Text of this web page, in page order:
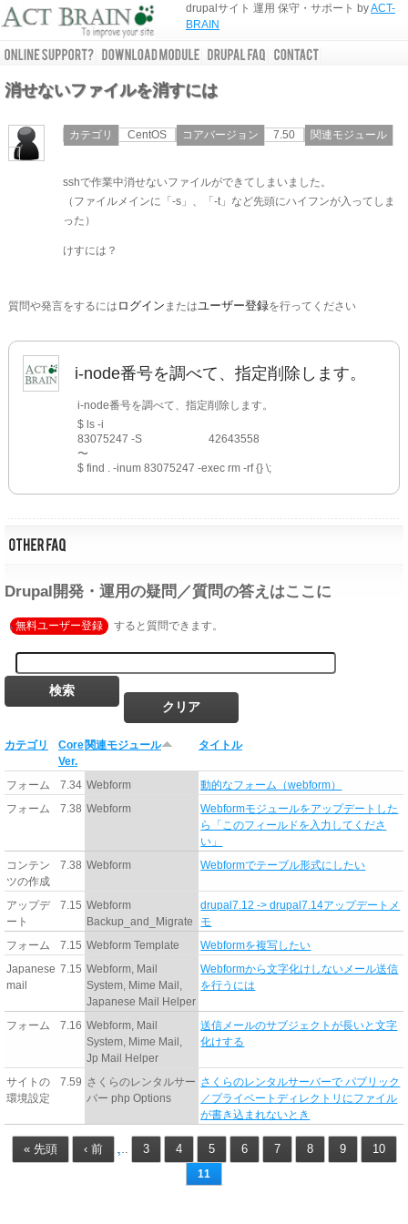
drupalサイト 運用 保守・サポート byACT-
BRAIN
消せないファイルを消すには
カテゴリ CentOS コアバージョン 7.50 関連モジュール
sshで作業中消せないファイルができてしまいました。
（ファイルメインに「-s」、「-t」など先頭にハイフンが入ってしま
った）
けすには？
質問や発言をするには ログイン またはユーザー登録を行ってください
i-node番号を調べて、指定削除します。
i-node番号を調べて、指定削除します。
$ ls -i
83075247 -S			42643558
〜
$ find . -inum 83075247 -exec rm -rf {} \;
Drupal開発・運用の疑問／質問の答えはここに
無料ユーザー登録 すると質問できます。
カテゴリ
Core
Ver.
関連モジュール タイトル
フォーム 7.34 Webform
動的なフォーム（webform）
フォーム
7.38 Webform
Webformモジュールをアップデートした
ら「このフィールドを入力してくださ
い」
コンテン
ツの作成
7.38 Webform Webformでテーブル形式にしたい
アップデ
ート
7.15 Webform
Backup_and_Migrate
drupal7.12 -> drupal7.14アップデートメ
モ
フォーム
7.15 Webform Template
Webformを複写したい
Japanese
mail
7.15 Webform, Mail
System, Mime Mail,
Japanese Mail Helper
Webformから文字化けしないメール送信
を行うには
フォーム 7.16 Webform, Mail
System, Mime Mail,
Jp Mail Helper
送信メールのサブジェクトが長いと文字
化けする
サイトの
環境設定
7.59 さくらのレンタルサー
バー php Options
さくらのレンタルサーバーで パブリック
／プライベートディレクトリにファイル
が書き込まれないとき
« 先頭 ‹ 前 … 3 4 5 6 7 8 9 10
11